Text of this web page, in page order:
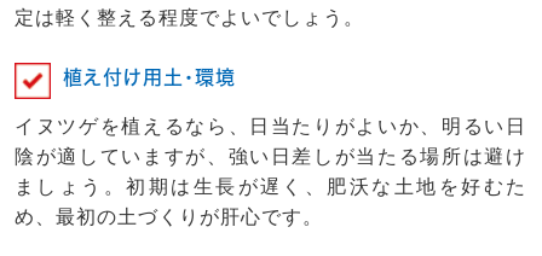
定は軽く整える程度でよいでしょう。
植え付け用土・環境
イヌツゲを植えるなら、日当たりがよいか、明るい日
陰が適していますが、強い日差しが当たる場所は避け
ましょう。初期は生長が遅く、肥沃な土地を好むた
め、最初の土づくりが肝心です。